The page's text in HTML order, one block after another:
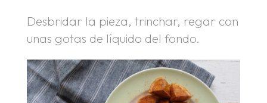
Desbridar la pieza, trinchar, regar con
unas gotas de líquido del fondo.